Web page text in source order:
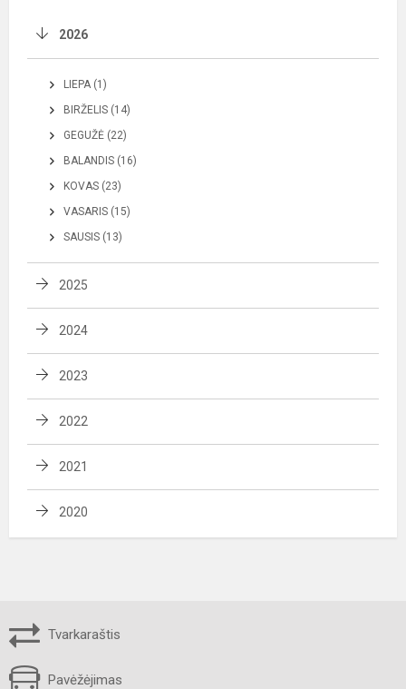
2026
LIEPA (1)
BIRŽELIS (14)
GEGUŽĖ (22)
BALANDIS (16)
KOVAS (23)
VASARIS (15)
SAUSIS (13)
2025
2024
2023
2022
2021
2020
Tvarkaraštis
Pavėžėjimas